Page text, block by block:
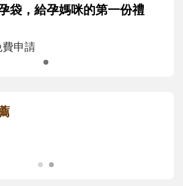
袋，給孕媽咪的第一份禮
申請